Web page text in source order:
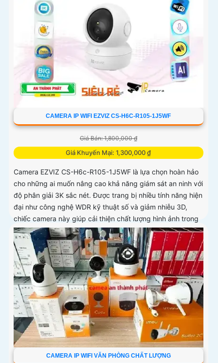
CAMERA IP WIFI EZVIZ CS-H6C-R105-1J5WF
Giá Bán: 1,800,000 ₫
Giá Khuyến Mại: 1,300,000 ₫
Camera EZVIZ CS-H6c-R105-1J5WF là lựa chọn hoàn hảo
cho những ai muốn nâng cao khả năng giám sát an ninh với
độ phân giải 3K sắc nét. Được trang bị nhiều tính năng hiện
đại như công nghệ WDR kỹ thuật số và giảm nhiễu 3D,
chiếc camera này giúp cải thiện chất lượng hình ảnh trong
mọi điều kiện ánh sáng
CAMERA IP WIFI VĂN PHÒNG CHẤT LƯỢNG